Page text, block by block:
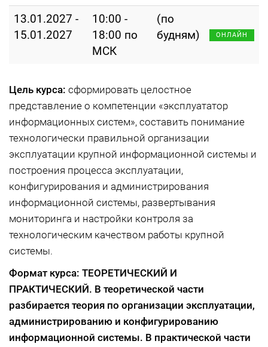
13.01.2027 -
15.01.2027
10:00 -
18:00 по
МСК
(по
будням)
ОНЛАЙН
Цель курса: сформировать целостное
представление о компетенции «эксплуататор
информационных систем», составить понимание
технологически правильной организации
эксплуатации крупной информационной системы и
построения процесса эксплуатации,
конфигурирования и администрирования
информационной системы, развертывания
мониторинга и настройки контроля за
технологическим качеством работы крупной
системы.
Формат курса: ТЕОРЕТИЧЕСКИЙ И
ПРАКТИЧЕСКИЙ. В теоретической части
разбирается теория по организации эксплуатации,
администрированию и конфигурированию
информационной системы. В практической части